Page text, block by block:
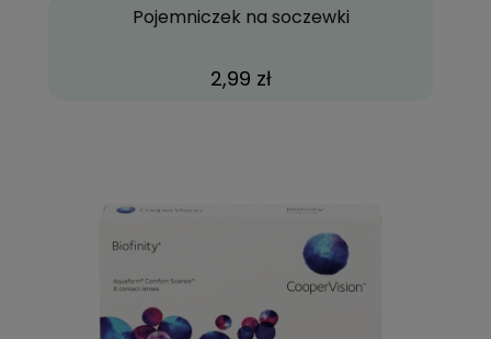
Pojemniczek na soczewki
2,99 zł